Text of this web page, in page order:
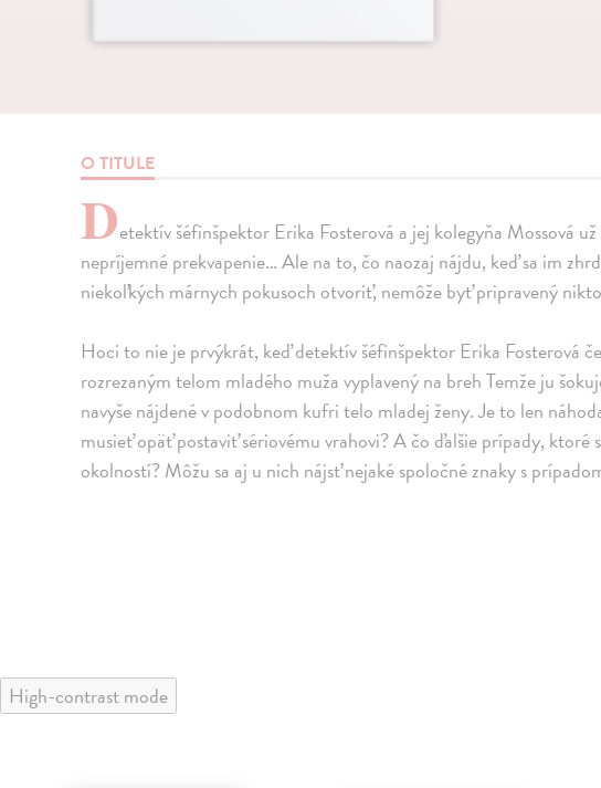
O TITULE
Detektív šéfinšpektor Erika Fosterová a jej kolegyňa Mossová
nepríjemné prekvapenie… Ale na to, čo naozaj nájdu, keď sa im
niekoľkých márnych pokusoch otvoriť, nemôže byť pripravený
Hoci to nie je prvýkrát, keď detektív šéfinšpektor Erika Fosterová
rozrezaným telom mladého muža vyplavený na breh Temže ju
navyše nájdené v podobnom kufri telo mladej ženy. Je to len
musieť opäť postaviť sériovému vrahovi? A čo ďalšie prípady, ktoré
okolností? Môžu sa aj u nich nájsť nejaké spoločné znaky s
High-contrast mode